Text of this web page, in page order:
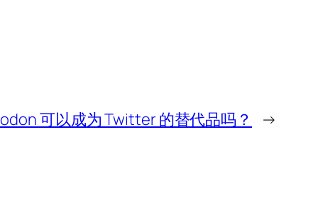
可以成为 Twitter 的替代品吗？ →